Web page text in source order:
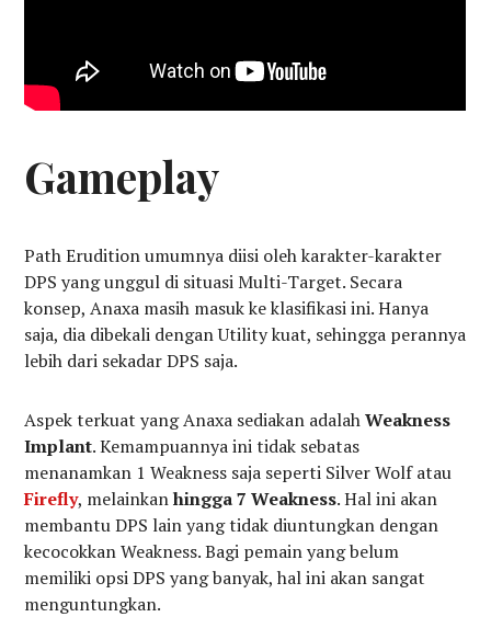
Gameplay
Path Erudition umumnya diisi oleh karakter-karakter
DPS yang unggul di situasi Multi-Target. Secara
konsep, Anaxa masih masuk ke klasifikasi ini. Hanya
saja, dia dibekali dengan Utility kuat, sehingga perannya
lebih dari sekadar DPS saja.
Aspek terkuat yang Anaxa sediakan adalahWeakness
Implant. Kemampuannya ini tidak sebatas
menanamkan 1 Weakness saja seperti Silver Wolf atau
Firefly, melainkanhingga 7 Weakness. Hal ini akan
membantu DPS lain yang tidak diuntungkan dengan
kecocokkan Weakness. Bagi pemain yang belum
memiliki opsi DPS yang banyak, hal ini akan sangat
menguntungkan.